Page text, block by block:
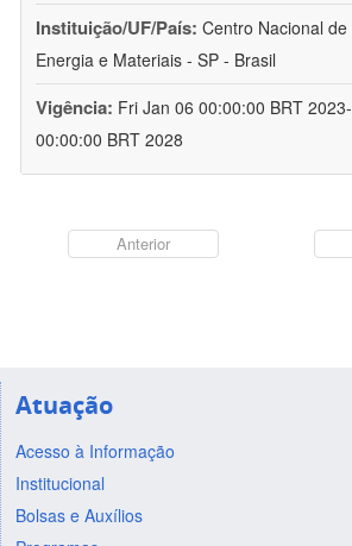
Instituição/UF/País: Centro Nacional
Energia e Materiais - SP - Brasil
Vigência: Fri Jan 06 00:00:00 BRT
00:00:00 BRT 2028
Anterior
Atuação
Acesso à Informação
Institucional
Bolsas e Auxílios